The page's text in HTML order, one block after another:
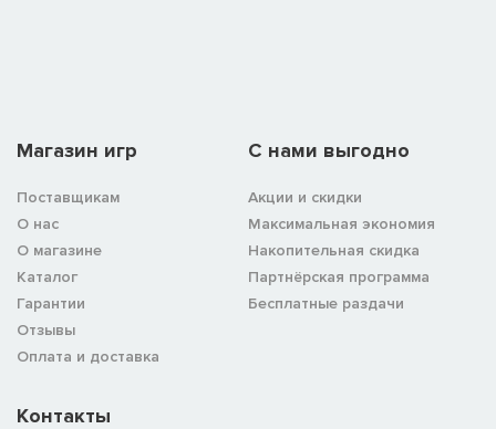
Магазин игр
Поставщикам
О нас
О магазине
Каталог
Гарантии
Отзывы
Оплата и доставка
C нами выгодно
Акции и скидки
Максимальная экономия
Накопительная скидка
Партнёрская программа
Бесплатные раздачи
Контакты